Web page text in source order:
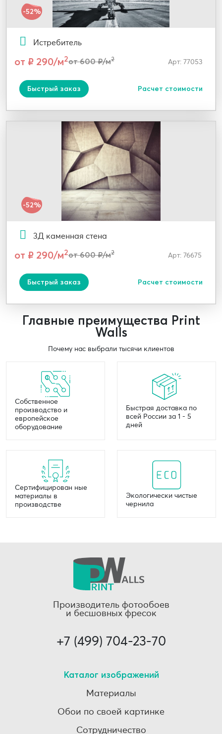
-52%
Истребитель
от ₽ 290/м2от 600 ₽/м2 Арт: 77053
Быстрый заказ Расчет стоимости
-52%
3Д каменная стена
от ₽ 290/м2от 600 ₽/м2 Арт: 76675
Быстрый заказ Расчет стоимости
Главные преимущества Print
Walls
Почему нас выбрали тысячи клиентов
Собственное
производство и
европейское
оборудование
Быстрая доставка по
всей России за 1 - 5
дней
Сертифицирован ные
материалы в
производстве
Экологически чистые
чернила
Производитель фотообоев
и бесшовных фресок
+7 (499) 704-23-70
Каталог изображений
Материалы
Обои по своей картинке
Сотрудничество